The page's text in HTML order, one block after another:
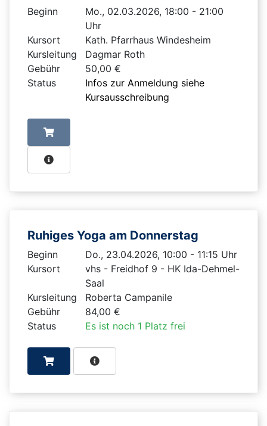
Beginn
Mo., 02.03.2026, 18:00 - 21:00
Uhr
Kursort
Kath. Pfarrhaus Windesheim
Kursleitung
Dagmar Roth
Gebühr
50,00 €
Status
Infos zur Anmeldung siehe
Kursausschreibung
Ruhiges Yoga am Donnerstag
Beginn
Do., 23.04.2026, 10:00 - 11:15 Uhr
Kursort
vhs - Freidhof 9 - HK Ida-Dehmel-
Saal
Kursleitung
Roberta Campanile
Gebühr
84,00 €
Status
Es ist noch 1 Platz frei